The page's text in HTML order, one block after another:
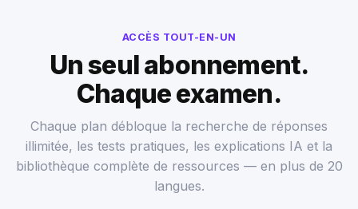
ACCÈS TOUT-EN-UN
Un seul abonnement.
Chaque examen.
Chaque plan débloque la recherche de réponses
illimitée, les tests pratiques, les explications IA et la
bibliothèque complète de ressources — en plus de 20
langues.